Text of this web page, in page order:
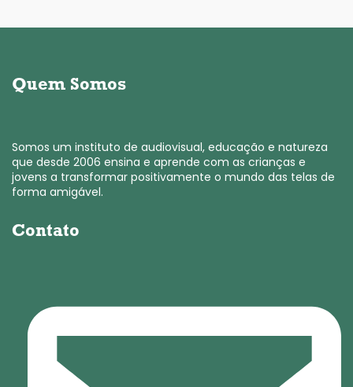
Quem Somos
Somos um instituto de audiovisual, educação e natureza
que desde 2006 ensina e aprende com as crianças e
jovens a transformar positivamente o mundo das telas de
forma amigável.
Contato